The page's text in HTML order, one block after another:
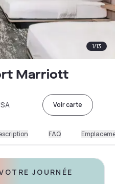
1/13
Marriott
Voir carte
FAQ
JOURNÉE